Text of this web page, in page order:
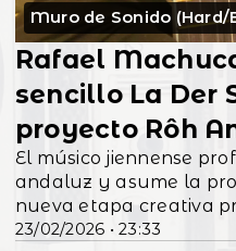
Muro de Sonido (Hard/
23/02/2026 • 23:33
Rafael
sencillo La Der
proyecto Rôh
El músico jiennense
andaluz y asume la
nueva etapa creativa